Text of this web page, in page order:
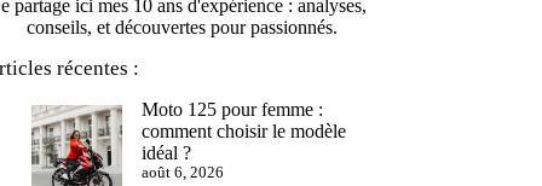
partage ici mes 10 ans d'expérience : analyses,
conseils, et découvertes pour passionnés.
récentes :
Moto 125 pour femme :
comment choisir le modèle
idéal ?
août 6, 2026